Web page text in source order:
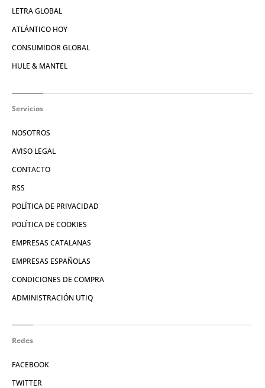
LETRA GLOBAL
ATLÁNTICO HOY
CONSUMIDOR GLOBAL
HULE & MANTEL
Servicios
NOSOTROS
AVISO LEGAL
CONTACTO
RSS
POLÍTICA DE PRIVACIDAD
POLÍTICA DE COOKIES
EMPRESAS CATALANAS
EMPRESAS ESPAÑOLAS
CONDICIONES DE COMPRA
ADMINISTRACIÓN UTIQ
Redes
FACEBOOK
TWITTER